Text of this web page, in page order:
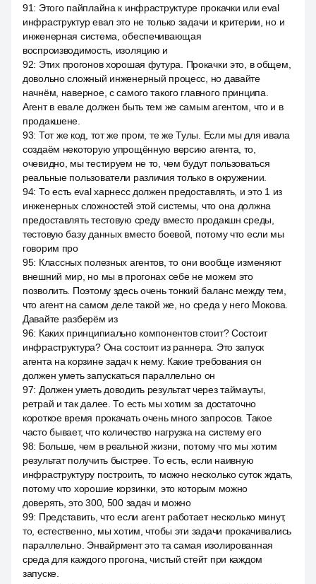
91: Этого пайплайна к инфраструктуре прокачки или eval
инфраструктур евал это не только задачи и критерии, но и
инженерная система, обеспечивающая
воспроизводимость, изоляцию и
92: Этих прогонов хорошая футура. Прокачки это, в общем,
довольно сложный инженерный процесс, но давайте
начнём, наверное, с самого такого главного принципа.
Агент в евале должен быть тем же самым агентом, что и в
продакшене.
93: Тот же код, тот же пром, те же Тулы. Если мы для ивала
создаём некоторую упрощённую версию агента, то,
очевидно, мы тестируем не то, чем будут пользоваться
реальные пользователи различия только в окружении.
94: То есть eval харнесс должен предоставлять, и это 1 из
инженерных сложностей этой системы, что она должна
предоставлять тестовую среду вместо продакшн среды,
тестовую базу данных вместо боевой, потому что если мы
говорим про
95: Классных полезных агентов, то они вообще изменяют
внешний мир, но мы в прогонах себе не можем это
позволить. Поэтому здесь очень тонкий баланс между тем,
что агент на самом деле такой же, но среда у него Мокова.
Давайте разберём из
96: Каких принципиально компонентов стоит? Состоит
инфраструктура? Она состоит из раннера. Это запуск
агента на корзине задач к нему. Какие требования он
должен уметь запускаться параллельно он
97: Должен уметь доводить результат через таймауты,
ретрай и так далее. То есть мы хотим за достаточно
короткое время прокачать очень много запросов. Такое
часто бывает, что количество нагрузка на систему его
98: Больше, чем в реальной жизни, потому что мы хотим
результат получить быстрее. То есть, если наивную
инфраструктуру построить, то можно несколько суток ждать,
потому что хорошие корзинки, это которым можно
доверять, это 300, 500 задач и можно
99: Представить, что если агент работает несколько минут,
то, естественно, мы хотим, чтобы эти задачи прокачивались
параллельно. Энвайрмент это та самая изолированная
среда для каждого прогона, чистый стейт при каждом
запуске.